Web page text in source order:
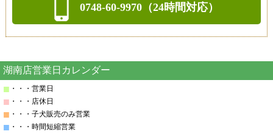
0748-60-9970（24時間対応）
湖南店営業日カレンダー
■ ・・・営業日
■ ・・・店休日
■ ・・・子犬販売のみ営業
■ ・・・時間短縮営業